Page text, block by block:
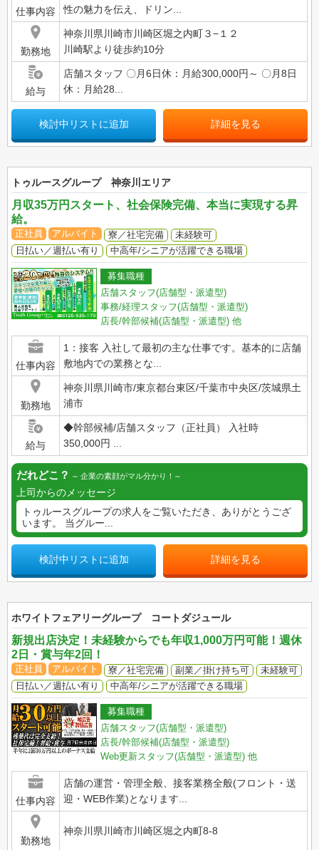
仕事内容
性の魅力を伝え、ドリン...
勤務地
神奈川県川崎市川崎区堀之内町３−１２
川崎駅より徒歩約10分
給与
店舗スタッフ 〇月6日休：月給300,000円～ 〇月8日
休：月給28...
検討中リストに追加 詳細を見る
トゥルースグループ 神奈川エリア
月収35万円スタート、社会保険完備、本当に実現する昇
給。
正社員 アルバイト 寮／社宅完備
未経験可
日払い／週払い有り
中高年/シニアが活躍できる職場
募集職種
店舗スタッフ(店舗型・派遣型)
事務/経理スタッフ(店舗型・派遣型)
店長/幹部候補(店舗型・派遣型) 他
仕事内容
1：接客 入社して最初の主な仕事です。基本的に店舗
敷地内での業務とな...
勤務地
神奈川県川崎市/東京都台東区/千葉市中央区/茨城県土
浦市
給与
◆幹部候補/店舗スタッフ（正社員） 入社時
350,000円 ...
だれどこ？ 企業の素顔がマル分かり！
上司からのメッセージ
トゥルースグループの求人をご覧いただき、ありがとうござ
います。 当グルー...
検討中リストに追加 詳細を見る
ホワイトフェアリーグループ コートダジュール
新規出店決定！未経験からでも年収1,000万円可能！週休
2日・賞与年2回！
正社員 アルバイト 寮／社宅完備 副業／掛け持ち可
未経験可
日払い／週払い有り
中高年/シニアが活躍できる職場
募集職種
店舗スタッフ(店舗型・派遣型)
店長/幹部候補(店舗型・派遣型)
Web更新スタッフ(店舗型・派遣型) 他
仕事内容
店舗の運営・管理全般、接客業務全般(フロント・送
迎・WEB作業)となります...
勤務地
神奈川県川崎市川崎区堀之内町8-8